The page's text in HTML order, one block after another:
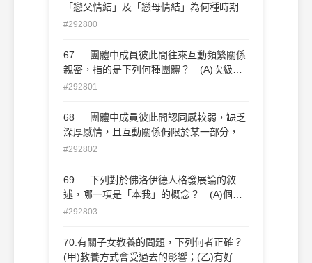
「戀父情結」及「戀母情結」為何種時期的
發展特徵？ (A)口腔期 (B)肛門期 (C)
#292800
67 團體中成員彼此間往來互動頻繁關係
親密，指的是下列何種團體？ (A)次級團
體 (B)初級團體 (C)正式團體 (D)非營
#292801
68 團體中成員彼此間認同感較弱，缺乏
深厚感情，且互動關係侷限於某一部分，指
的是下列何種團體？ (A)次級團體 (B)初
#292802
69 下列對於佛洛伊德人格發展論的敘
述，哪一項是「本我」的概念？ (A)個體
要求立即的滿足 (B)學習在現實中妥協的
我理想和良心
#292803
70.有關子女教養的問題，下列何者正確？
(甲)教養方式會受過去的影響；(乙)有好的